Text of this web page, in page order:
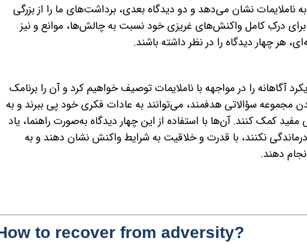
نشان می‌دهد و دو دیدگاه بعدی، برداشت‌های ما را از بزرگی
برای درکِ کامل واکنش‌های غریزی خود نسبت به چالش‌ها، موانع و نیز
چهار دیدگاه را در نظر داشته باشند.
آگاهانه را در مواجهه با ناملایمات توصیف خواهیم کرد و آن را برنامک
مجموعه سؤالاتی هدفمند، می‌توانند به عادات فکری خود پی ببرند و به
کمک کنند. آن‌ها با استفاده از این چهار دیدگاه به‌صورت راهنما، یاد
نکنند، با قدرت و خلاقیت به شرایط واکنش نشان دهند و به
دهند.
?How to recover from adversity